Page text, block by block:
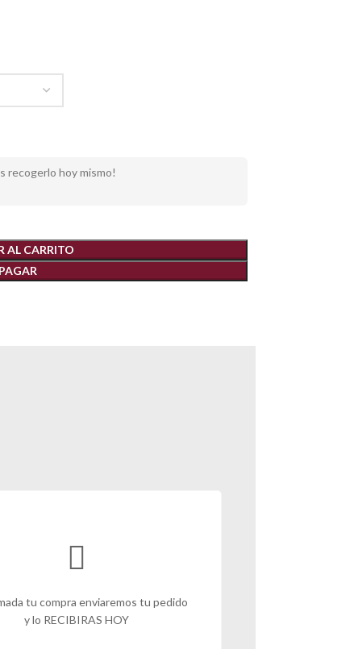
recogerlo hoy mismo!
AL CARRITO
PAGAR
tu compra enviaremos tu pedido
y lo RECIBIRAS HOY